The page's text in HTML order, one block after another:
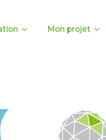
Mon projet